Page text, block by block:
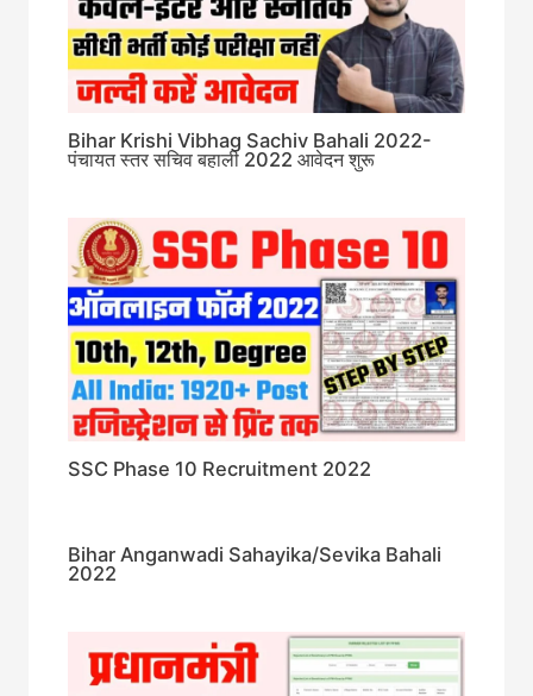
Bihar Krishi Vibhag Sachiv Bahali 2022-
पंचायत स्तर सचिव बहाली 2022 आवेदन शुरू
SSC Phase 10 Recruitment 2022
Bihar Anganwadi Sahayika/Sevika Bahali
2022